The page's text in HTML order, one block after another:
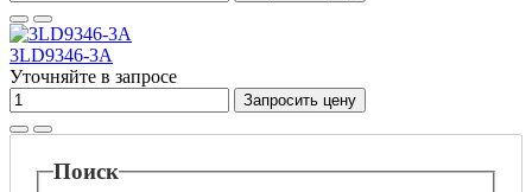
3LD9346-3A
Уточняйте в запросе
Запросить цену
Поиск